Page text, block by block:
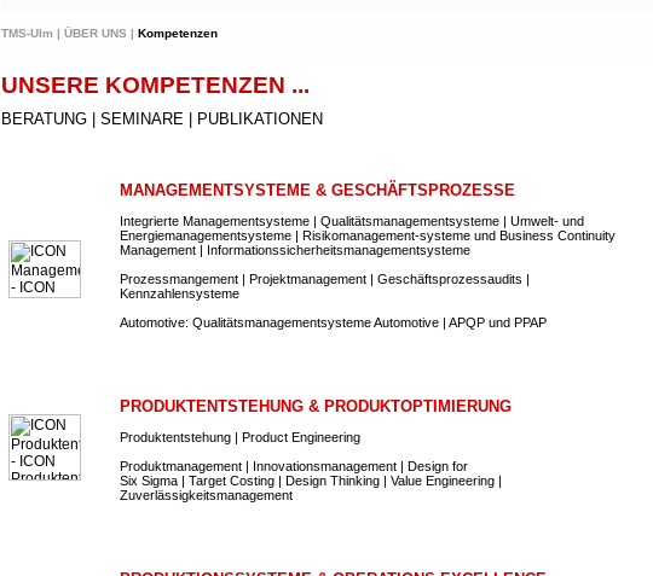
TMS-Ulm | ÜBER UNS | Kompetenzen
UNSERE KOMPETENZEN ...
BERATUNG | SEMINARE | PUBLIKATIONEN
MANAGEMENTSYSTEME & GESCHÄFTSPROZESSE
Integrierte Managementsysteme | Qualitätsmanagementsysteme | Umwelt- und
Energiemanagementsysteme | Risikomanagement-systeme und Business Continuity
Management | Informationssicherheitsmanagementsysteme
Prozessmangement | Projektmanagement | Geschäftsprozessaudits |
Kennzahlensysteme
Automotive: Qualitätsmanagementsysteme Automotive | APQP und PPAP
PRODUKTENTSTEHUNG & PRODUKTOPTIMIERUNG
Produktentstehung | Product Engineering
Produktmanagement | Innovationsmanagement | Design for
Six Sigma | Target Costing | Design Thinking | Value Engineering |
Zuverlässigkeitsmanagement